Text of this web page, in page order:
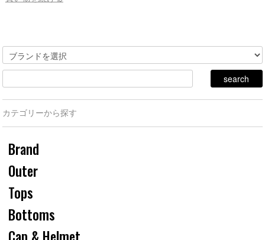
カテゴリーから探す
Brand
Outer
Tops
Bottoms